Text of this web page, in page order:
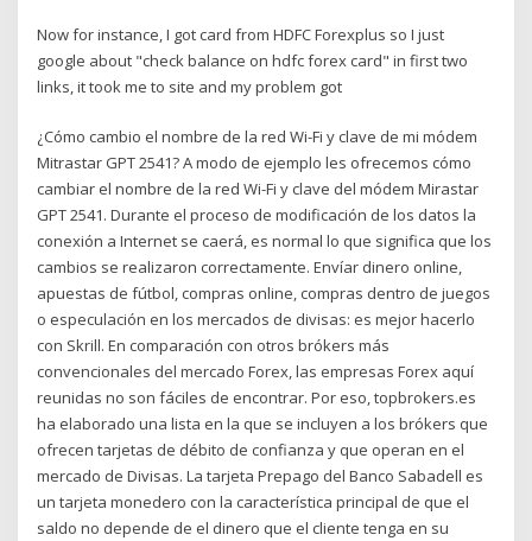
Now for instance, I got card from HDFC Forexplus so I just
google about "check balance on hdfc forex card" in first two
links, it took me to site and my problem got
¿Cómo cambio el nombre de la red Wi-Fi y clave de mi módem
Mitrastar GPT 2541? A modo de ejemplo les ofrecemos cómo
cambiar el nombre de la red Wi-Fi y clave del módem Mirastar
GPT 2541. Durante el proceso de modificación de los datos la
conexión a Internet se caerá, es normal lo que significa que los
cambios se realizaron correctamente. Envíar dinero online,
apuestas de fútbol, compras online, compras dentro de juegos
o especulación en los mercados de divisas: es mejor hacerlo
con Skrill. En comparación con otros brókers más
convencionales del mercado Forex, las empresas Forex aquí
reunidas no son fáciles de encontrar. Por eso, topbrokers.es
ha elaborado una lista en la que se incluyen a los brókers que
ofrecen tarjetas de débito de confianza y que operan en el
mercado de Divisas. La tarjeta Prepago del Banco Sabadell es
un tarjeta monedero con la característica principal de que el
saldo no depende de el dinero que el cliente tenga en su